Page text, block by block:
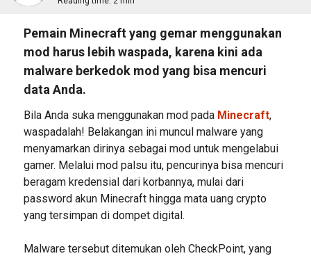
Pemain Minecraft yang gemar menggunakan
mod harus lebih waspada, karena kini ada
malware berkedok mod yang bisa mencuri
data Anda.
Bila Anda suka menggunakan mod pada Minecraft,
waspadalah! Belakangan ini muncul malware yang
menyamarkan dirinya sebagai mod untuk mengelabui
gamer. Melalui mod palsu itu, pencurinya bisa mencuri
beragam kredensial dari korbannya, mulai dari
password akun Minecraft hingga mata uang crypto
yang tersimpan di dompet digital.
Malware tersebut ditemukan oleh CheckPoint, yang